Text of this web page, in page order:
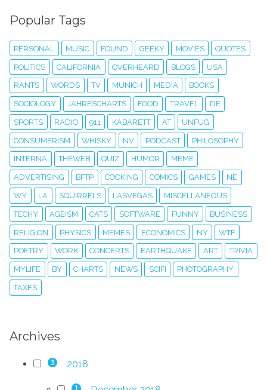
Popular Tags
PERSONAL MUSIC FOUND GEEKY MOVIES QUOTES
POLITICS CALIFORNIA OVERHEARD BLOGS USA
RANTS WORDS TV MUNICH MEDIA BOOKS
SOCIOLOGY JAHRESCHARTS FOOD TRAVEL DE
SPORTS RADIO 911 KABARETT AT UNFUG
CONSUMERISM WHISKY NV PODCAST PHILOSOPHY
INTERNA THEWEB QUIZ HUMOR MEME
ADVERTISING BFTP COOKING COMICS GAMES NE
WY LA SQUIRRELS LASVEGAS MISCELLANEOUS
TECHY AGEISM CATS SOFTWARE FUNNY BUSINESS
RELIGION PHYSICS MEMES ECONOMICS NY WTF
POETRY WORK CONCERTS EARTHQUAKE ART TRIVIA
MYLIFE BY CHARTS NEWS SCIFI PHOTOGRAPHY
TAXES
Archives
3 2018
1